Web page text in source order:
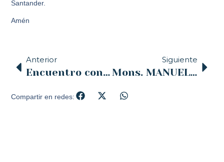
Santander.
Amén
Anterior
Encuentro con el Colegio de Consultores de la diócesis de Santander
Siguiente
Mons. MANUEL SÁNCHEZ PRESIDIRÁ, ESTE DOMINGO, LA MISA SOLEMNE DEL CORPUS CHRISTI, QUE DARÁ PASO A LA TRADICIONAL PROCESIÓN POR LA CIUDAD
Compartir en redes: